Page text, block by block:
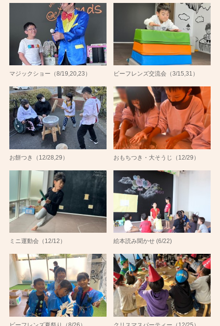
マジックショー（8/19,20,23） ビーフレンズ交流会（3/15,31）
お餅つき（12/28,29） おもちつき・大そうじ（12/29）
ミニ運動会（12/12） 絵本読み聞かせ (6/22)